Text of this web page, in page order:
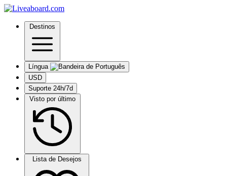
Destinos
Língua
USD
Suporte 24h/7d
Visto por último
Lista de Desejos